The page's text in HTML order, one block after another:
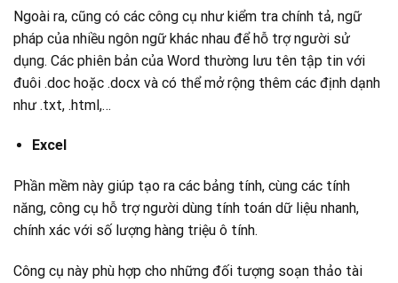
Ngoài ra, cũng có các công cụ như kiểm tra chính tả, ngữ
pháp của nhiều ngôn ngữ khác nhau để hỗ trợ người sử
dụng. Các phiên bản của Word thường lưu tên tập tin với
đuôi .doc hoặc .docx và có thể mở rộng thêm các định dạnh
như .txt, .html,…
Excel
Phần mềm này giúp tạo ra các bảng tính, cùng các tính
năng, công cụ hỗ trợ người dùng tính toán dữ liệu nhanh,
chính xác với số lượng hàng triệu ô tính.
Công cụ này phù hợp cho những đối tượng soạn thảo tài